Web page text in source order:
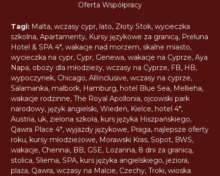
Oferta Współpracy
Tagi: Malta,wczasy cypr, lato, Złoty Stok,wycieczka
szkolna,Apartamenty, Kursy językowe za granicą, Preluna
Hotel & SPA 4*,wakacje nad morzem,skalne miasto,
wycieczka na cypr, Cypr, Genewa,wakacje na Cyprze,Aya
Napa, obozy dla młodzieży,wczasy na Cyprze, FB, HB,
wypoczynek, Chicago,AllInclusive,wczasy na cyprze,
Salamanka, malbork, Hamburg, hotel Blue Sea, Mellieha,
wakacje rodzinne,The Royal Apollonia, ojcowski park
narodowy, język angielski,Wiedeń, Kielce, hotel 4*,
Austria, uk, zielona szkoła, kurs języka Hiszpańskiego,
Qawra Place 4*,wyjazdy językowe, Praga, najlepsze oferty
roku, kursy młodzieżowe, Morawski Kras,Sopot, BWS,
wakacje, Chennai, BB, GSE, Lozanna, 8 dni za granicą,
stolica,Sliema,SPA, kurs języka angielskiego, jeziora,
plaża, Qawra,wczasy na Malcie, Czechy,Troki,wioska